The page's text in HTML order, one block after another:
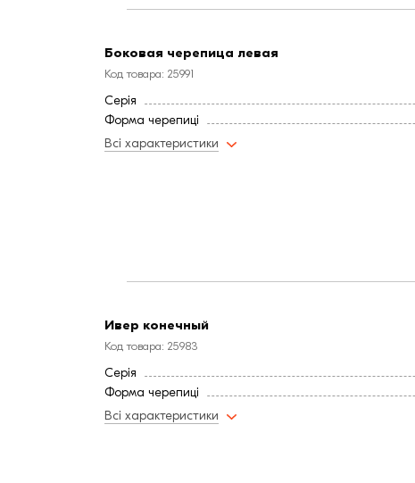
Боковая черепица левая
Код товара: 25991
Серія
Форма черепиці
Всі характеристики
Ивер конечный
Код товара: 25983
Серія
Форма черепиці
Всі характеристики